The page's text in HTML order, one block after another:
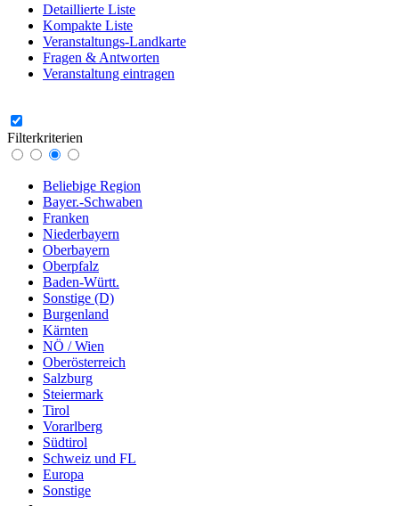
Detaillierte Liste
Kompakte Liste
Veranstaltungs-Landkarte
Fragen & Antworten
Veranstaltung eintragen
Filterkriterien
Beliebige Region
Bayer.-Schwaben
Franken
Niederbayern
Oberbayern
Oberpfalz
Baden-Württ.
Sonstige (D)
Burgenland
Kärnten
NÖ / Wien
Oberösterreich
Salzburg
Steiermark
Tirol
Vorarlberg
Südtirol
Schweiz und FL
Europa
Sonstige